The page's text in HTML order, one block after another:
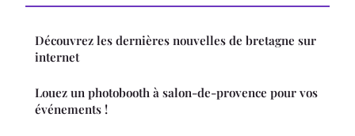
Découvrez les dernières nouvelles de bretagne sur
internet
Louez un photobooth à salon-de-provence pour vos
événements !